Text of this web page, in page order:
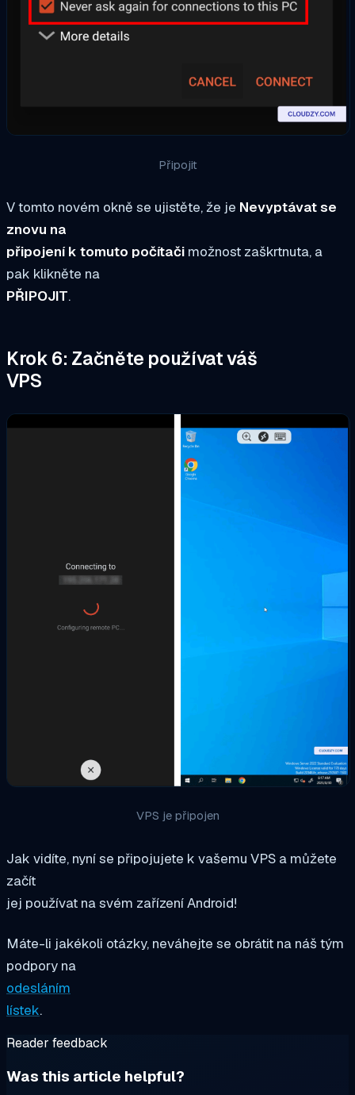
Připojit
V tomto novém okně se ujistěte, že je Nevyptávat se
znovu na
připojení k tomuto počítači možnost zaškrtnuta, a
pak klikněte na
PŘIPOJIT.
Krok 6: Začněte používat váš
VPS
VPS je připojen
Jak vidíte, nyní se připojujete k vašemu VPS a můžete
začít
jej používat na svém zařízení Android!
Máte-li jakékoli otázky, neváhejte se obrátit na náš tým
podpory na
odesláním
lístek.
Reader feedback
Was this article helpful?